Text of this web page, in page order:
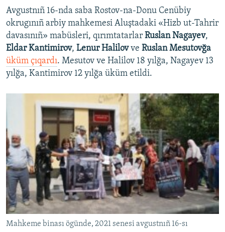
Avgustnıñ 16-nda saba Rostov-na-Donu Cenübiy
okrugınıñ arbiy mahkemesi Aluştadaki «Hizb ut-Tahrir
davasınıñ» mabüsleri, qırımtatarlar Ruslan Nagayev,
Eldar Kantimirov, Lenur Halilovve Ruslan Mesutovğa
üküm çıqardı. Mesutov ve Halilov 18 yılğa, Nagayev 13
yılğa, Kantimirov 12 yılğa üküm etildi.
Mahkeme binası ögünde, 2021 senesi avgustnıñ 16-sı